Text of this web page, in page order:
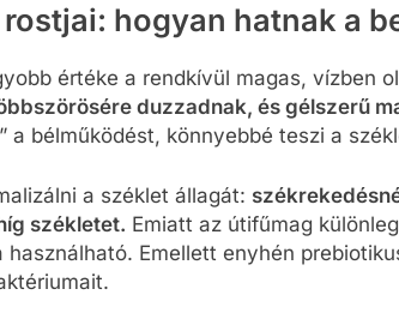
hogyan hatnak a
értéke a rendkívül magas, vízben
duzzadnak, és gélszerű
a bélműködést, könnyebbé teszi a
a széklet állagát:
székletet. Emiatt az útifűmag
használható. Emellett enyhén